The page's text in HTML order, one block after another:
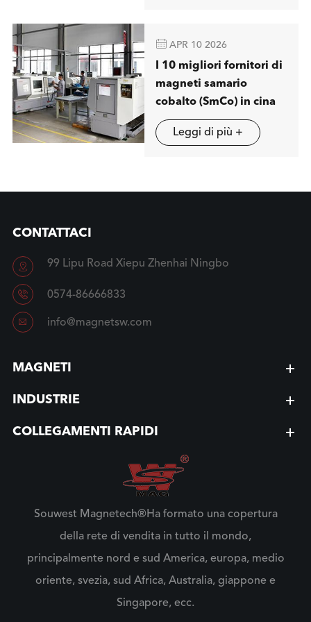
 APR 10 2026
I 10 migliori fornitori di
magneti samario
cobalto (SmCo) in cina
Leggi di più +
CONTATTACI
 99 Lipu Road Xiepu Zhenhai Ningbo
 0574-86666833
 info@magnetsw.com
MAGNETI
INDUSTRIE
COLLEGAMENTI RAPIDI
Souwest Magnetech®Ha formato una copertura
della rete di vendita in tutto il mondo,
principalmente nord e sud America, europa, medio
oriente, svezia, sud Africa, Australia, giappone e
Singapore, ecc.